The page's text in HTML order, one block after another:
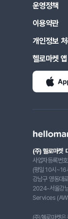
운영정책
이용약관
개인정보
헬로마켓
(주) 헬로마켓
사업자등록
(평일 10시~16
강남구 영동대
2024-서울강
Services
(주)헬로마켓